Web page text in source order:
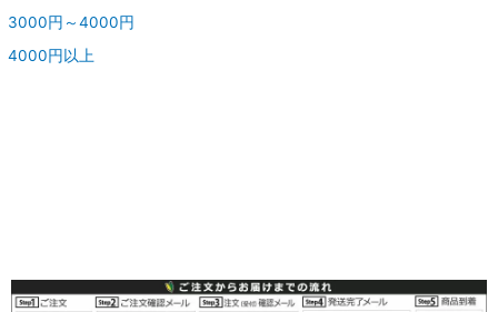
3000円～4000円
4000円以上